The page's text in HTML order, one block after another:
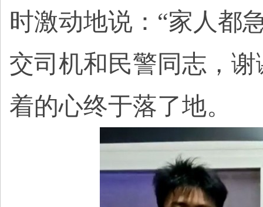
时激动地说：“家人都
交司机和民警同志，
着的心终于落了地。